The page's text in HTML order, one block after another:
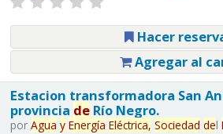
Hacer
Agregar al
Estacion transformadora San
provincia deRío Negro.
por Agua y Energía Eléctrica, Sociedad del